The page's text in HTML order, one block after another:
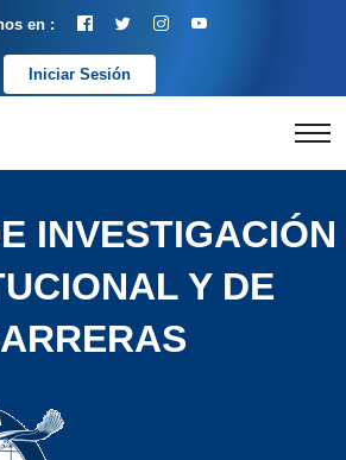
en :
Iniciar Sesión
INVESTIGACIÓN
Y DE